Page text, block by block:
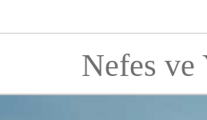
Nefes ve